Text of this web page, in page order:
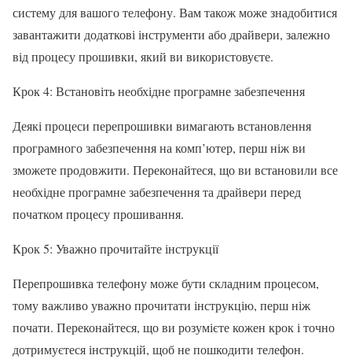
систему для вашого телефону. Вам також може знадобитися
завантажити додаткові інструменти або драйвери, залежно
від процесу прошивки, який ви використовуєте.
Крок 4: Встановіть необхідне програмне забезпечення
Деякі процеси перепрошивки вимагають встановлення
програмного забезпечення на комп’ютер, перш ніж ви
зможете продовжити. Переконайтеся, що ви встановили все
необхідне програмне забезпечення та драйвери перед
початком процесу прошивання.
Крок 5: Уважно прочитайте інструкції
Перепрошивка телефону може бути складним процесом,
тому важливо уважно прочитати інструкцію, перш ніж
почати. Переконайтеся, що ви розумієте кожен крок і точно
дотримуєтеся інструкцій, щоб не пошкодити телефон.